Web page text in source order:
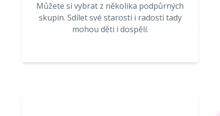
Můžete si vybrat z několika podpůrných
skupin. Sdílet své starosti i radosti tady
mohou děti i dospělí.